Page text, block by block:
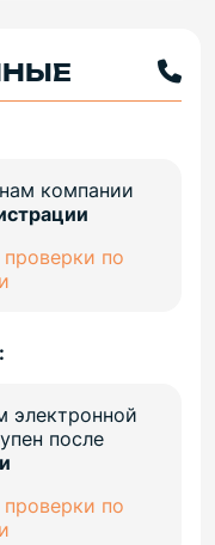
компании
по
электронной
после
по